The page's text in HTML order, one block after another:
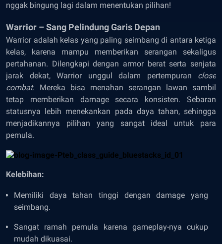
nggak bingung lagi dalam menentukan pilihan!
Warrior – Sang Pelindung Garis Depan
Warrior adalah kelas yang paling seimbang di antara ketiga
kelas, karena mampu memberikan serangan sekaligus
pertahanan. Dilengkapi dengan armor berat serta senjata
jarak dekat, Warrior unggul dalam pertempuran close
combat. Mereka bisa menahan serangan lawan sambil
tetap memberikan damage secara konsisten. Sebaran
statusnya lebih menekankan pada daya tahan, sehingga
menjadikannya pilihan yang sangat ideal untuk para
pemula.
Kelebihan:
Memiliki daya tahan tinggi dengan damage yang
seimbang.
Sangat ramah pemula karena gameplay-nya cukup
mudah dikuasai.